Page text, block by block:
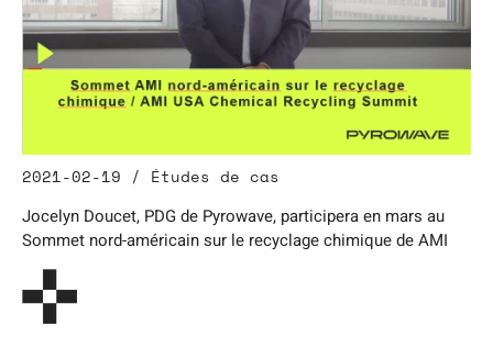
2021-02-19 / Études de cas
Jocelyn Doucet, PDG de Pyrowave, participera en mars au
Sommet nord-américain sur le recyclage chimique de AMI